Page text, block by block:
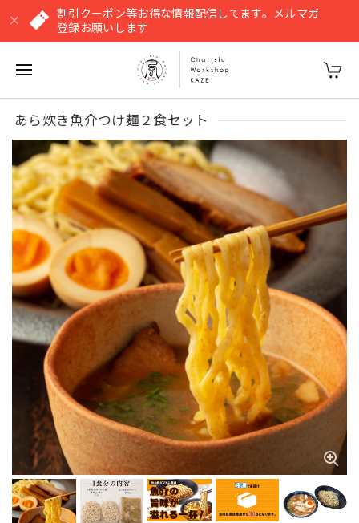
割引クーポン等お得な情報配信してます。メルマガ
登録お願いします
あら炊き魚介つけ麺２食セット